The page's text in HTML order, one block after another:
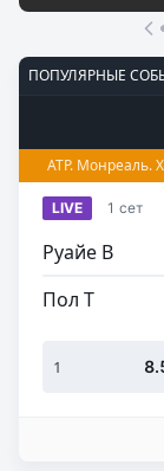
ПОПУЛЯРНЫЕ
ATP. Монреаль.
LIVE 1 сет
Руайе В
Пол Т
1